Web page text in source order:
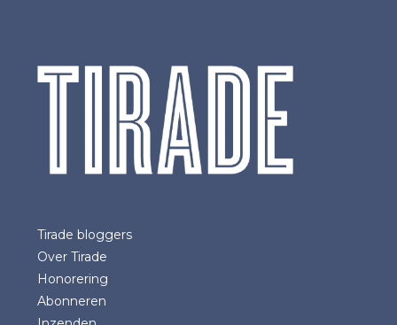
Tirade bloggers
Over Tirade
Honorering
Abonneren